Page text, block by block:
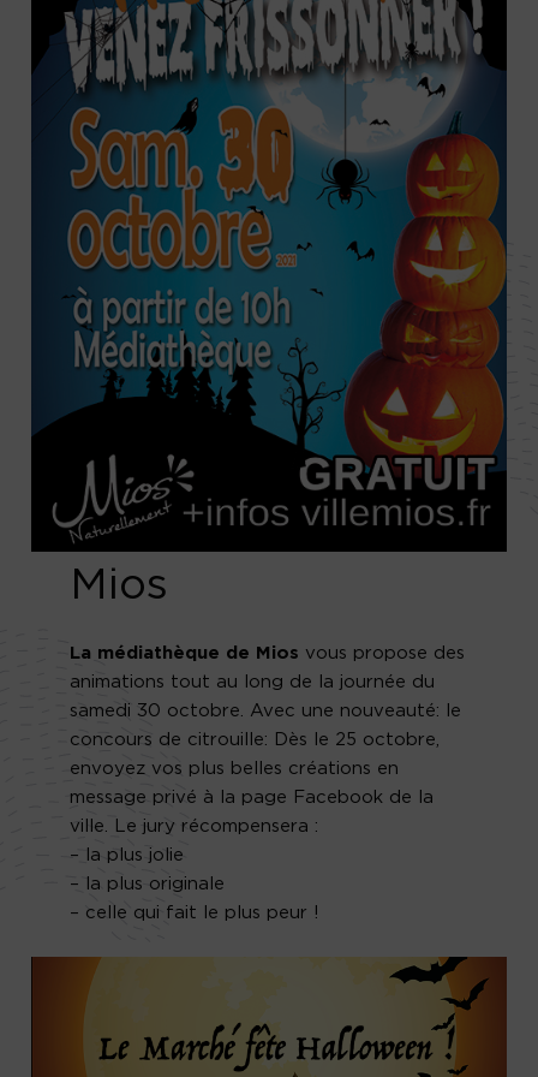
Mios
La médiathèque de Mios vous propose des
animations tout au long de la journée du
samedi 30 octobre. Avec une nouveauté: le
concours de citrouille: Dès le 25 octobre,
envoyez vos plus belles créations en
message privé à la page Facebook de la
ville. Le jury récompensera :
– la plus jolie
– la plus originale
– celle qui fait le plus peur !